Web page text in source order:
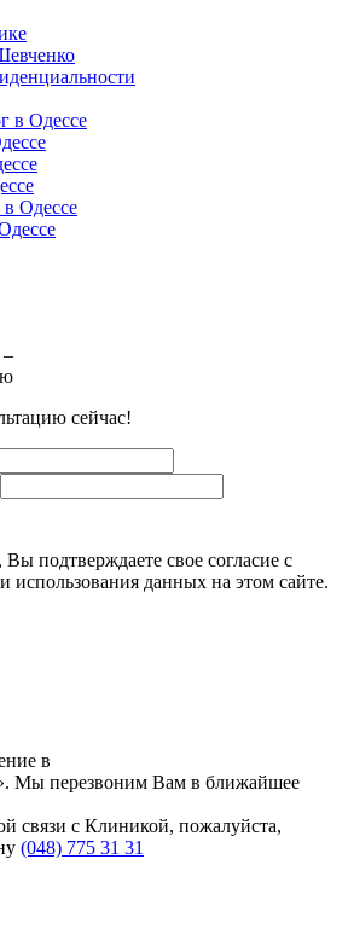
в Одессе
Одессе
–
сейчас!
подтверждаете свое согласие с
использования данных на этом сайте.
в
Мы перезвоним Вам в ближайшее
связи с Клиникой, пожалуйста,
(048) 775 31 31